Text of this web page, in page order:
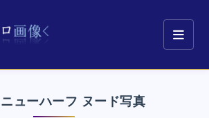
ューハーフ ヌード写真